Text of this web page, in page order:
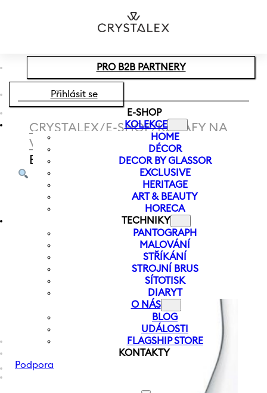
Přeskočit na zápatí
PRO B2B PARTNERY
Přihlásit se
E-SHOP
KOLEKCE
HOME
DÉCOR
DECOR BY GLASSOR
EXCLUSIVE
HERITAGE
ART & BEAUTY
HORECA
TECHNIKY
PANTOGRAPH
MALOVÁNÍ
STŘÍKÁNÍ
STROJNÍ BRUS
SÍTOTISK
DIARYT
O NÁS
BLOG
UDÁLOSTI
FLAGSHIP STORE
KONTAKTY
Podpora
CRYSTALEX/ E-SHOP/KARAFY NA
VODU
SKLENĚNÁ KARAFA
BARLINE 1200 ML